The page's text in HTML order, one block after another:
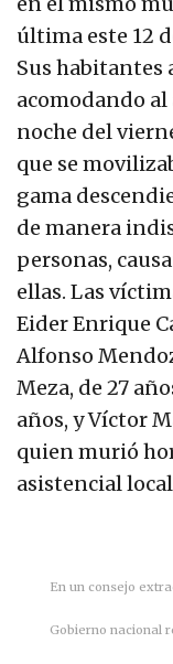
última este 12
Sus habitantes
acomodando
noche del
que se
gama
de manera
personas,
ellas. Las
Eider Enrique
Alfonso
Meza, de 27
años, y Víctor
quien murió
asistencial
En un consejo
Gobierno nacional